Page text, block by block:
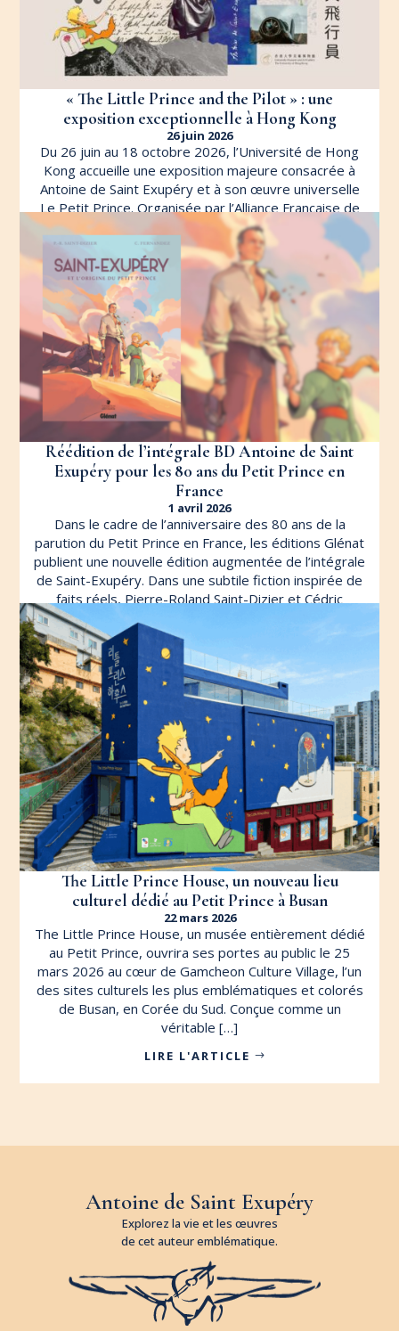
« The Little Prince and the Pilot » : une
exposition exceptionnelle à Hong Kong
26 juin 2026
Du 26 juin au 18 octobre 2026, l’Université de Hong
Kong accueille une exposition majeure consacrée à
Antoine de Saint Exupéry et à son œuvre universelle
Le Petit Prince. Organisée par l’Alliance Française de
Hong Kong en partenariat avec le University Museum
and Art Gallery […]
LIRE L'ARTICLE
Réédition de l’intégrale BD Antoine de Saint
Exupéry pour les 80 ans du Petit Prince en
France
1 avril 2026
Dans le cadre de l’anniversaire des 80 ans de la
parution du Petit Prince en France, les éditions Glénat
publient une nouvelle édition augmentée de l’intégrale
de Saint-Exupéry. Dans une subtile fiction inspirée de
faits réels, Pierre-Roland Saint-Dizier et Cédric
Fernandez proposent de retracer l’histoire de
l’Aéropostale […]
LIRE L'ARTICLE
The Little Prince House, un nouveau lieu
culturel dédié au Petit Prince à Busan
22 mars 2026
The Little Prince House, un musée entièrement dédié
au Petit Prince, ouvrira ses portes au public le 25
mars 2026 au cœur de Gamcheon Culture Village, l’un
des sites culturels les plus emblématiques et colorés
de Busan, en Corée du Sud. Conçue comme un
véritable […]
LIRE L'ARTICLE
Antoine de Saint Exupéry
Explorez la vie et les œuvres
de cet auteur emblématique.